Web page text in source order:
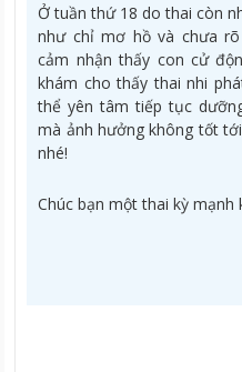
Ở tuần thứ 18 do thai còn
như chỉ mơ hồ và chưa
cảm nhận thấy con cử
khám cho thấy thai nhi
thể yên tâm tiếp tục
mà ảnh hưởng không tốt
nhé!
Chúc bạn một thai kỳ mạnh